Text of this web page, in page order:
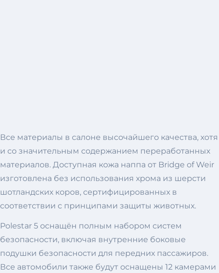
Все материалы в салоне высочайшего качества, хотя
и со значительным содержанием переработанных
материалов. Доступная кожа наппа от Bridge of Weir
изготовлена ​​без использования хрома из шерсти
шотландских коров, сертифицированных в
соответствии с принципами защиты животных.
Polestar 5 оснащён полным набором систем
безопасности, включая внутренние боковые
подушки безопасности для передних пассажиров.
Все автомобили также будут оснащены 12 камерами